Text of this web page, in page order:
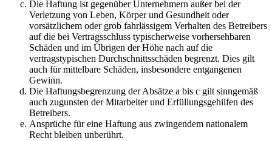
Die Haftung ist gegenüber Unternehmern außer bei der
Verletzung von Leben, Körper und Gesundheit oder
vorsätzlichem oder grob fahrlässigem Verhalten des Betreibers
auf die bei Vertragsschluss typischerweise vorhersehbaren
Schäden und im Übrigen der Höhe nach auf die
vertragstypischen Durchschnittsschäden begrenzt. Dies gilt
auch für mittelbare Schäden, insbesondere entgangenen
Gewinn.
Die Haftungsbegrenzung der Absätze a bis c gilt sinngemäß
auch zugunsten der Mitarbeiter und Erfüllungsgehilfen des
Betreibers.
Ansprüche für eine Haftung aus zwingendem nationalem
Recht bleiben unberührt.